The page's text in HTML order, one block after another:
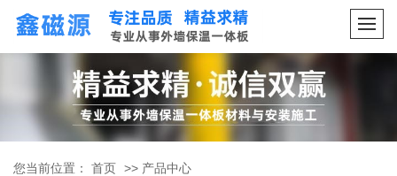
您当前位置： 首页 >> 产品中心